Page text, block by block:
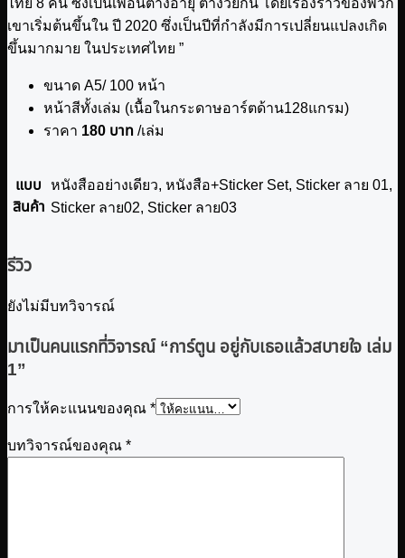
เขาเริ่มต้นขึ้นใน ปี 2020 ซึ่งเป็นปีที่กำลังมีการเปลี่ยนแปลงเกิด
ขึ้นมากมาย ในประเทศไทย ”
ขนาด A5/ 100 หน้า
หน้าสีทั้งเล่ม (เนื้อในกระดาษอาร์ตด้าน128แกรม)
ราคา 180 บาท /เล่ม
แบบ
สินค้า
หนังสืออย่างเดียว, หนังสือ+Sticker Set, Sticker ลาย 01,
Sticker ลาย02, Sticker ลาย03
รีวิว
ยังไม่มีบทวิจารณ์
มาเป็นคนแรกที่วิจารณ์ “การ์ตูน อยู่กับเธอแล้วสบายใจ เล่ม
1”
การให้คะแนนของคุณ *
บทวิจารณ์ของคุณ *